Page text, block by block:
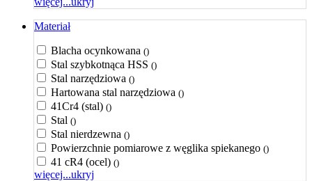
Materiał
Blacha ocynkowana ()
Stal szybkotnąca HSS ()
Stal narzędziowa ()
Hartowana stal narzędziowa ()
41Cr4 (stal) ()
Stal ()
Stal nierdzewna ()
Powierzchnie pomiarowe z węglika spiekanego ()
41 cR4 (ocel) ()
więcej...ukryj